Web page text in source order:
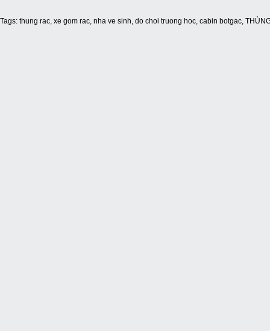
Tags: thung rac, xe gom rac, nha ve sinh, do choi truong hoc, cabin botgac,